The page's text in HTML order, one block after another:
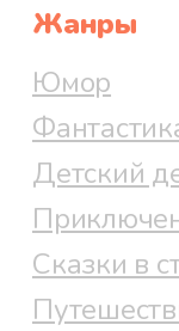
Жанры
Юмор
Детский
Сказки в